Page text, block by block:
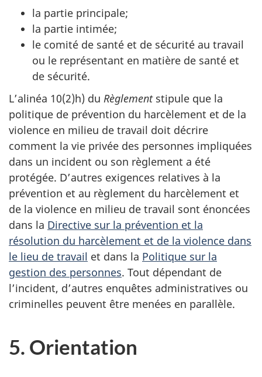
la partie principale;
la partie intimée;
le comité de santé et de sécurité au travail
ou le représentant en matière de santé et
de sécurité.
L’alinéa 10(2)h) du Règlementstipule que la
politique de prévention du harcèlement et de la
violence en milieu de travail doit décrire
comment la vie privée des personnes impliquées
dans un incident ou son règlement a été
protégée. D’autres exigences relatives à la
prévention et au règlement du harcèlement et
de la violence en milieu de travail sont énoncées
dans la Directive sur la prévention et la
résolution du harcèlement et de la violence dans
le lieu de travail et dans la Politique sur la
gestion des personnes. Tout dépendant de
l’incident, d’autres enquêtes administratives ou
criminelles peuvent être menées en parallèle.
5. Orientation